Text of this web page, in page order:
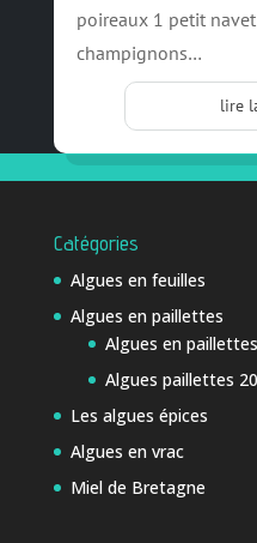
poireaux 1 petit
champignons…
lire
Catégories
Algues en feuilles
Algues en paillettes
Algues en
Algues paillettes
Les algues épices
Algues en vrac
Miel de Bretagne